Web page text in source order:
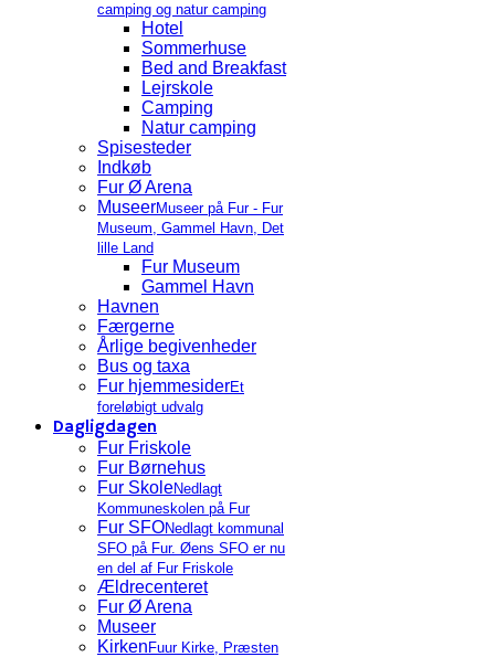
camping og natur camping
Hotel
Sommerhuse
Bed and Breakfast
Lejrskole
Camping
Natur camping
Spisesteder
Indkøb
Fur Ø Arena
MuseerMuseer på Fur - Fur
Museum, Gammel Havn, Det
lille Land
Fur Museum
Gammel Havn
Havnen
Færgerne
Årlige begivenheder
Bus og taxa
Fur hjemmesiderEt
foreløbigt udvalg
Dagligdagen
Fur Friskole
Fur Børnehus
Fur SkoleNedlagt
Kommuneskolen på Fur
Fur SFONedlagt kommunal
SFO på Fur. Øens SFO er nu
en del af Fur Friskole
Ældrecenteret
Fur Ø Arena
Museer
Kirken Fuur Kirke, Præsten